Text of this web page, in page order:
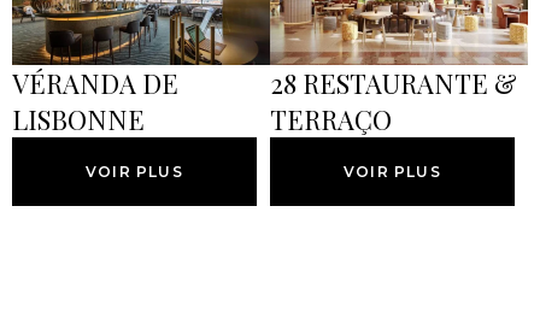
VÉRANDA DE
LISBONNE
VOIR PLUS
28 RESTAURANTE &
TERRAÇO
VOIR PLUS